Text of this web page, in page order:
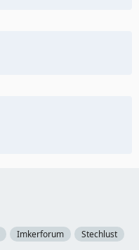
Imkerforum Stechlust